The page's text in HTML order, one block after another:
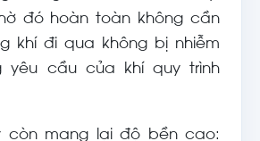
đó hoàn toàn không cần
khí đi qua không bị nhiễm
cầu của khí quy trình
còn mang lại độ bền cao: